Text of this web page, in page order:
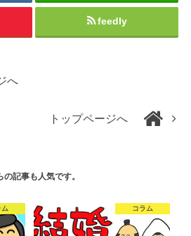
feedly
へ
トップページへ
の記事も人気です。
ム コラム